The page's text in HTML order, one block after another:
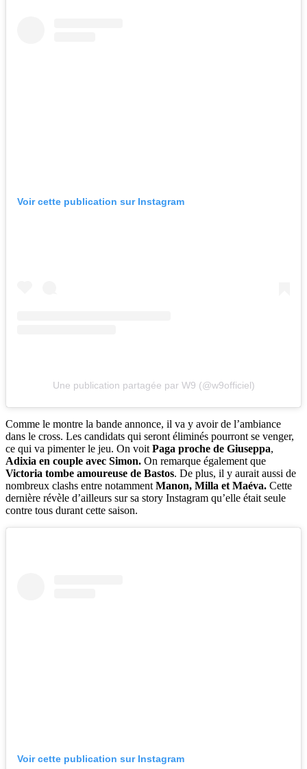
Voir cette publication sur Instagram
Une publication partagée par W9 (@w9officiel)
Comme le montre la bande annonce, il va y avoir de l’ambiance
dans le cross. Les candidats qui seront éliminés pourront se venger,
ce qui va pimenter le jeu. On voitPaga proche de Giuseppa,
Adixia en couple avec Simon. On remarque également que
Victoria tombe amoureuse de Bastos. De plus, il y aurait aussi de
nombreux clashs entre notammentManon, Milla et Maéva. Cette
dernière révèle d’ailleurs sur sa story Instagram qu’elle était seule
contre tous durant cette saison.
Voir cette publication sur Instagram